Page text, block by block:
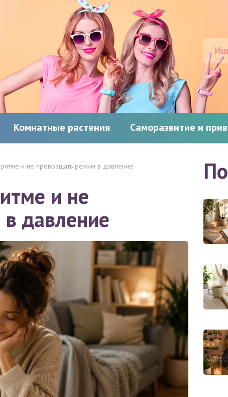
Комнатные растения Саморазвитие и
и не превращать режим в давление
и не
давление